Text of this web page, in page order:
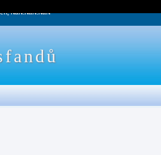
NaN:NaN:NaN